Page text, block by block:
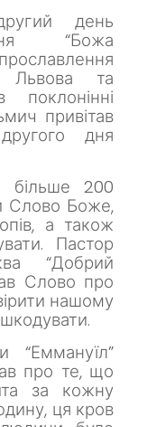
день
“Божа
Львова та
привітав
дня
більше 200
Слово Боже,
а також
Пастор
“Добрий
Слово про
нашому
“Еммануїл”
про те, що
за кожну
ця кров